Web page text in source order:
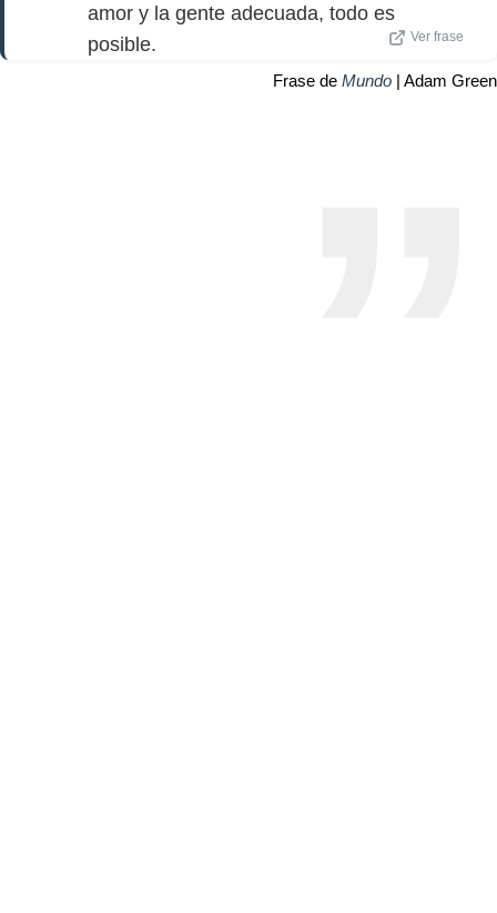
amor y la gente adecuada, todo es
posible.
Ver frase
Frase de Mundo | Adam Green